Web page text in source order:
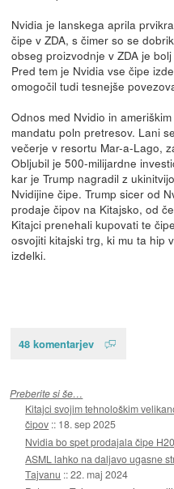
Nvidia je lanskega aprila
čipe v ZDA, s čimer so se
obseg proizvodnje v ZDA je
Pred tem je Nvidia vse čipe
omogočil tudi tesnejše
Odnos med Nvidio in
mandatu poln pretresov. Lani
večerje v resortu Mar-a-Lago,
Obljubil je 500-milijardne
kar je Trump nagradil z
Nvidijine čipe. Trump sicer od
prodaje čipov na Kitajsko, od
Kitajci prenehali kupovati te
osvojiti kitajski trg, ki mu ta hip
izdelki.
48 komentarjev
Preberite si še…
Kitajci svojim tehnološkim
čipov :: 18. sep 2025
Nvidia bo spet prodajala čipe
ASML lahko na daljavo ugasne
Tajvanu ::22. maj 2024